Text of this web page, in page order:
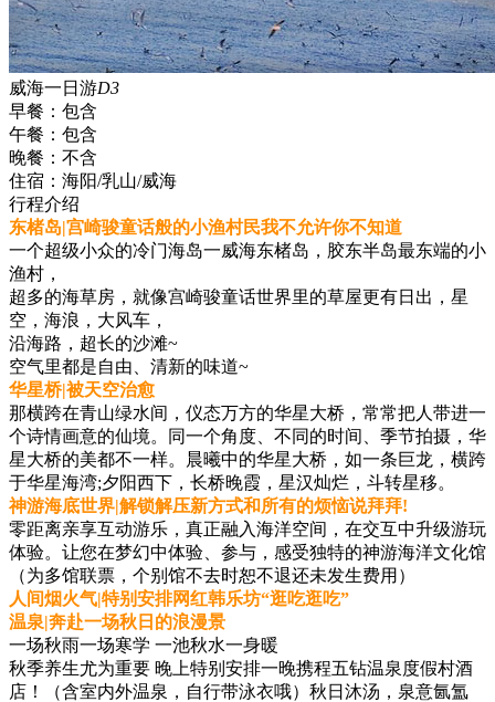
威海一日游D3
早餐： 包含
午餐： 包含
晚餐： 不含
住宿： 海阳/乳山/威海
行程介绍
东楮岛|宫崎骏童话般的小渔村民我不允许你不知道
一个超级小众的冷门海岛一威海东楮岛，胶东半岛最东端的小
渔村，
超多的海草房，就像宫崎骏童话世界里的草屋更有日出，星
空，海浪，大风车，
沿海路，超长的沙滩~
空气里都是自由、清新的味道~
华星桥|被天空治愈
那横跨在青山绿水间，仪态万方的华星大桥，常常把人带进一
个诗情画意的仙境。同一个角度、不同的时间、季节拍摄，华
星大桥的美都不一样。晨曦中的华星大桥，如一条巨龙，横跨
于华星海湾;夕阳西下，长桥晚霞，星汉灿烂，斗转星移。
神游海底世界|解锁解压新方式和所有的烦恼说拜拜!
零距离亲享互动游乐，真正融入海洋空间，在交互中升级游玩
体验。让您在梦幻中体验、参与，感受独特的神游海洋文化馆
（为多馆联票，个别馆不去时恕不退还未发生费用）
人间烟火气|特别安排网红韩乐坊“逛吃逛吃”
温泉|奔赴一场秋日的浪漫景
一场秋雨一场寒学 一池秋水一身暖
秋季养生尤为重要 晚上特别安排一晚携程五钻温泉度假村酒
店！（含室内外温泉，自行带泳衣哦）秋日沐汤，泉意氤氲